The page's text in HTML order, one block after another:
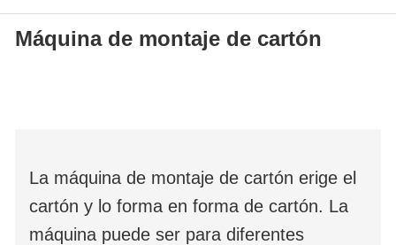
Máquina de montaje de cartón Máquina de montaje de cartón
Máquina de montaje de cartón
La máquina de montaje de cartón erige el
cartón y lo forma en forma de cartón. La
máquina puede ser para diferentes